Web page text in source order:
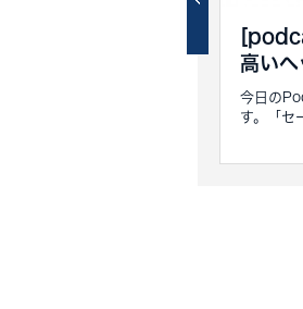
高い
今日の
す。「セ